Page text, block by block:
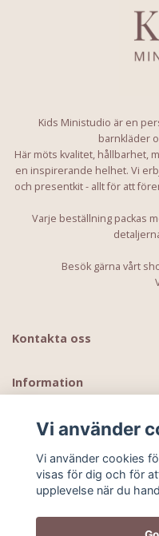
Kids Ministudio är en
barnkläder
Här möts kvalitet, hållbarhet,
en inspirerande helhet. Vi
och presentkit - allt för att
Varje beställning packas
Besök gärna vårt
Kontakta oss
Information
Vi använder
Vi använder cookies
visas för dig och för
upplevelse när du